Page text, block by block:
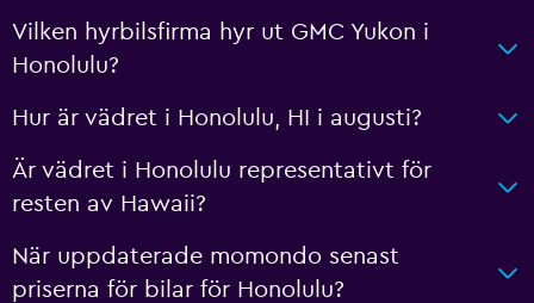
Vilken hyrbilsfirma hyr ut GMC Yukon i
Honolulu?
Hur är vädret i Honolulu, HI i augusti?
Är vädret i Honolulu representativt för
resten av Hawaii?
När uppdaterade momondo senast
priserna för bilar för Honolulu?